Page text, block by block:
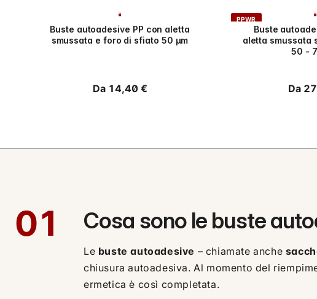
Buste autoadesive PP con aletta
smussata e foro di sfiato 50 µm
Prezzo
Da 14,40 €
PPWR
Buste
aletta smussata
50 -
Da
01 Cosa sono le buste
Le buste autoadesive – chiamate anche
chiusura autoadesiva. Al momento del
ermetica è così completata.